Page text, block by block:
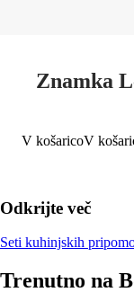
Znamka
V košaricoV
Odkrijte več
Seti kuhinjskih
Trenutno na